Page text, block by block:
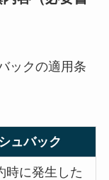
ックの適用条
ュバック
時に発生した